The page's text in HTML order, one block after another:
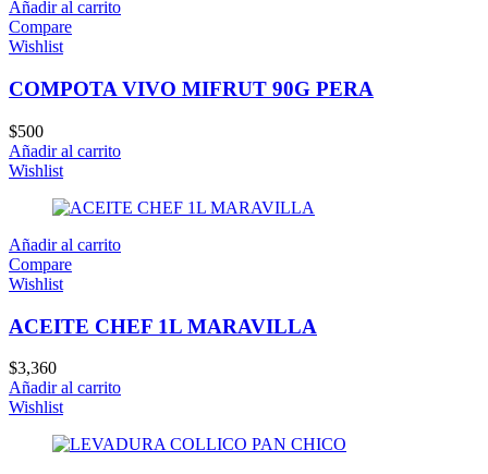
Añadir al carrito
Compare
Wishlist
COMPOTA VIVO MIFRUT 90G PERA
$500
Añadir al carrito
Wishlist
Añadir al carrito
Compare
Wishlist
ACEITE CHEF 1L MARAVILLA
$3,360
Añadir al carrito
Wishlist